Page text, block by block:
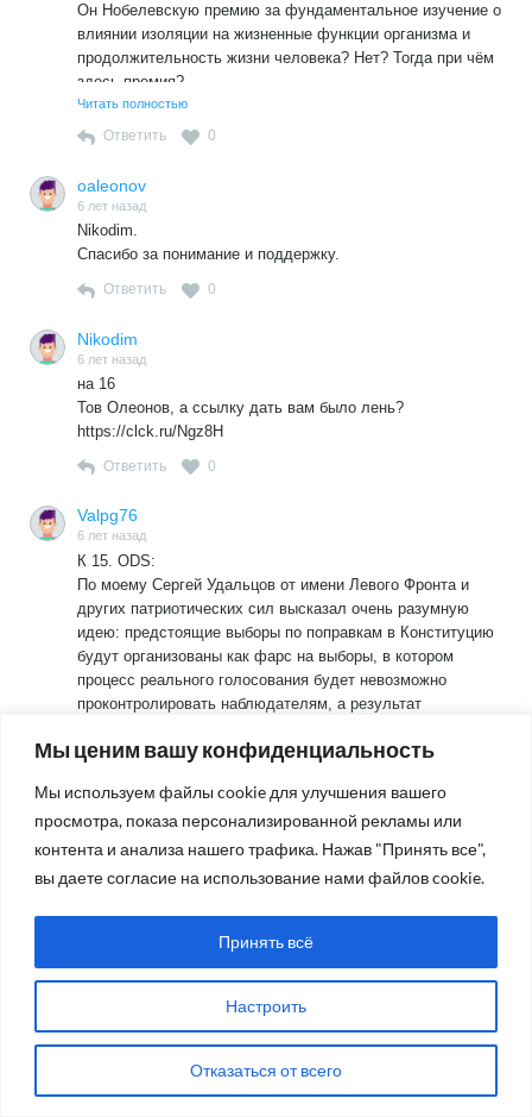
Мы ценим вашу конфиденциальность
Мы используем файлы cookie для улучшения вашего
просмотра, показа персонализированной рекламы или
контента и анализа нашего трафика. Нажав "Принять все",
вы даете согласие на использование нами файлов cookie.
Настроить
Отказаться от всего
Принять всё
Он Нобелевскую премию за фундаментальное изучение о
влиянии изоляции на жизненные функции организма и
продолжительность жизни человека? Нет? Тогда при чём
здесь премия?
Как дела обстоят в его штатах? Там же тоже
свирепствовала «выдуманная «вирусная эпидемия. Да и
предпринятые меры против Ковида…
Читать полностью
Ответить 0
oaleonov
6 лет назад
Nikodim.
Спасибо за понимание и поддержку.
Ответить 0
Nikodim
6 лет назад
на 16
Тов Олеонов, а ссылку дать вам было лень?
https://clck.ru/Ngz8H
Ответить 0
Valpg76
6 лет назад
К 15. ODS:
По моему Сергей Удальцов от имени Левого Фронта и
других патриотических сил высказал очень разумную
идею: предстоящие выборы по поправкам в Конституцию
будут организованы как фарс на выборы, в котором
процесс реального голосования будет невозможно
проконтролировать наблюдателям, а результат
одном: обнулить сроки президенства Путина, оставив его
результатам управления государством. Все остальные
поправки просто мишура для отвода глаз. Но я думаю,
что если власть не смениться на народную и поправки
будут внесены в Конституцию, то развал государства
полномочий нынешнего президента. А потому реальное
противостояние этому беспределу — отказ от участия в
лохотроне с активным подсчетом пришедших
стоят права на существование социального государства
под властью народа.
6 лет назад
Левитте исследовав так называемый «короновирус»
сделал вывод:
1 «Самоизоляция» убивает больше людей, чем